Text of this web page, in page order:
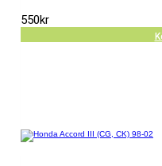
550kr